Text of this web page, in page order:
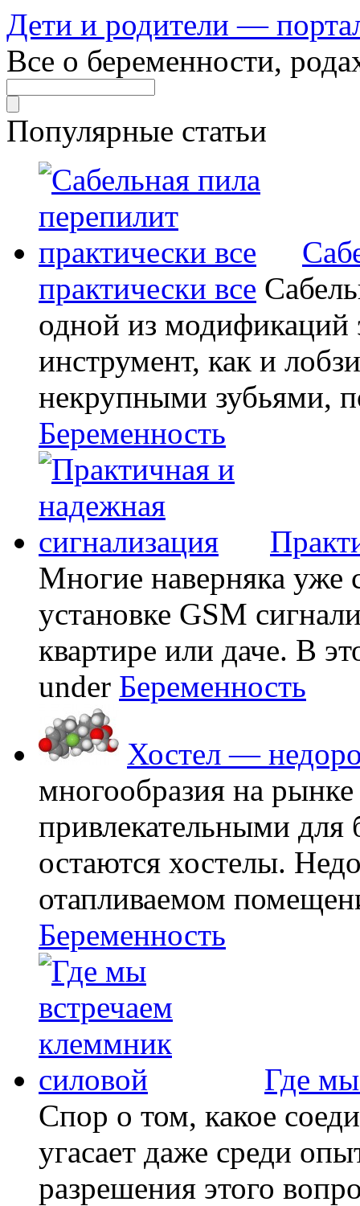
Дети и родители —
Все о беременности,
Популярные статьи
практически все
одной из модификаций
инструмент, как и
некрупными зубьями,
Беременность
Многие наверняка уже
установке GSM
квартире или даче. В
under Беременность
Хостел —
многообразия на
привлекательными
остаются хостелы.
отапливаемом
Беременность
Где
Спор о том, какое
угасает даже среди
разрешения этого